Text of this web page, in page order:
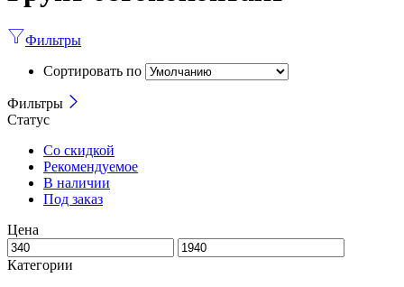
Фильтры
Сортировать по
Фильтры
Статус
Со скидкой
Рекомендуемое
В наличии
Под заказ
Цена
Категории